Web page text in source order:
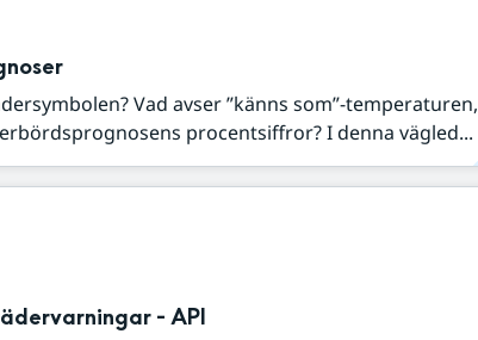
Vad avser ”känns som”-temperaturen,
procentsiffror? I denna vägled...
- API